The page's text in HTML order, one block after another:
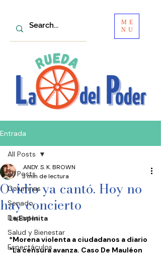
ME
NU
Entrada
All Posts
Columnas
Senado
Deportes
Salud y Bienestar
Espectáculos
All Posts
Ovidio ya cantó. Hoy no
hay concierto
.ANDY. S. K. BROWN
3 min de lectura
La Espinita
*Morena violenta a ciudadanos a diario
*La censura avanza. Caso De Mauléon